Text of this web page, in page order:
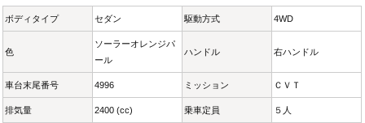
ボディタイプ セダン 駆動方式 4WD
色
ソーラーオレンジパ
ール
ハンドル 右ハンドル
車台末尾番号 4996 ミッション ＣＶＴ
排気量 2400 (cc) 乗車定員 ５人